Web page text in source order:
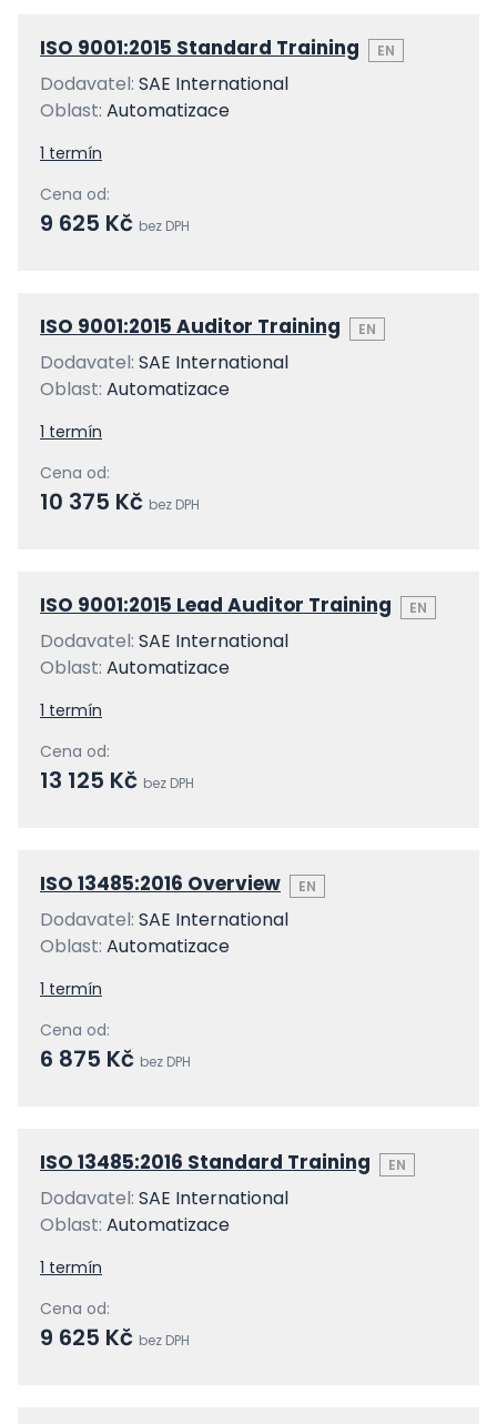
ISO 9001:2015 Standard Training EN
Dodavatel: SAE International
Oblast: Automatizace
1 termín
Cena od:
9 625 Kč bez DPH
ISO 9001:2015 Auditor Training EN
Dodavatel: SAE International
Oblast: Automatizace
1 termín
Cena od:
10 375 Kč bez DPH
ISO 9001:2015 Lead Auditor Training EN
Dodavatel: SAE International
Oblast: Automatizace
1 termín
Cena od:
13 125 Kč bez DPH
ISO 13485:2016 Overview EN
Dodavatel: SAE International
Oblast: Automatizace
1 termín
Cena od:
6 875 Kč bez DPH
ISO 13485:2016 Standard Training EN
Dodavatel: SAE International
Oblast: Automatizace
1 termín
Cena od:
9 625 Kč bez DPH